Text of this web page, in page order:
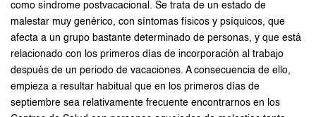
como síndrome postvacacional. Se trata de un estado de
malestar muy genérico, con síntomas físicos y psíquicos, que
afecta a un grupo bastante determinado de personas, y que está
relacionado con los primeros días de incorporación al trabajo
después de un periodo de vacaciones. A consecuencia de ello,
empieza a resultar habitual que en los primeros días de
septiembre sea relativamente frecuente encontrarnos en los